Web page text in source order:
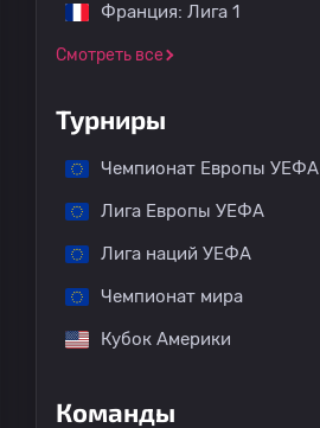
Франция: Лига 1
Смотреть все
Турниры
Чемпионат Европы УЕФА
Лига Европы УЕФА
Лига наций УЕФА
Чемпионат мира
Кубок Америки
Команды